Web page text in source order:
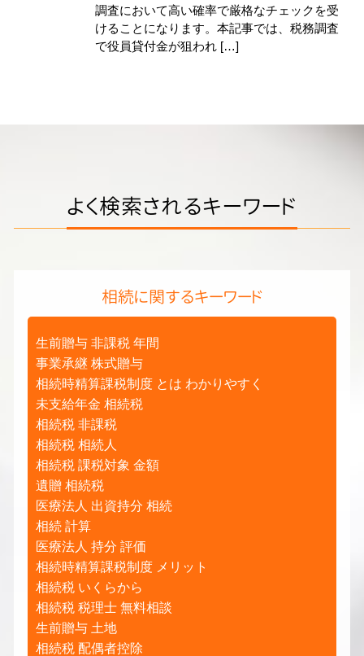
調査において高い確率で厳格なチェックを受
けることになります。本記事では、税務調査
で役員貸付金が狙われ […]
よく検索されるキーワード
相続に関するキーワード
生前贈与 非課税 年間
事業承継 株式贈与
相続時精算課税制度 とは わかりやすく
未支給年金 相続税
相続税 非課税
相続税 相続人
相続税 課税対象 金額
遺贈 相続税
医療法人 出資持分 相続
相続 計算
医療法人 持分 評価
相続時精算課税制度 メリット
相続税 いくらから
相続税 税理士 無料相談
生前贈与 土地
相続税 配偶者控除